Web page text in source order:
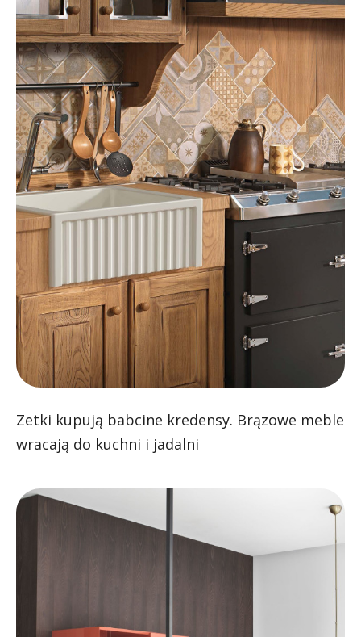
Zetki kupują babcine kredensy. Brązowe meble
wracają do kuchni i jadalni